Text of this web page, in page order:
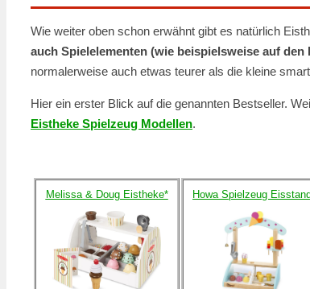
Wie weiter oben schon erwähnt gibt es natürlich
auch Spielelementen (wie beispielsweise auf
normalerweise auch etwas teurer als die kleine
Hier ein erster Blick auf die genannten Bestseller.
Eistheke Spielzeug Modellen.
Melissa & Doug Eistheke* Howa Spielzeug